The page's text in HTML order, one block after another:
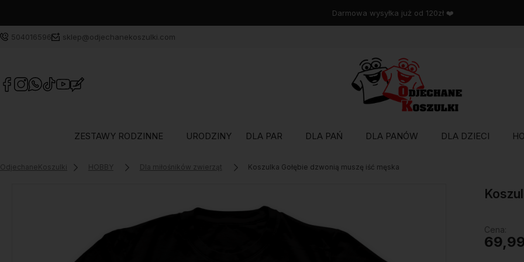
Wysyłka w 48 godzin
504016596 sklep@odjechanekoszulki.com
ZESTAWY RODZINNE URODZINY DLA PAR DLA PAŃ DLA PANÓW DLA DZIECI
OdjechaneKoszulki HOBBY Dla miłośników zwierząt Koszulka Gołębie dzwonią muszę iść męska
Cena: